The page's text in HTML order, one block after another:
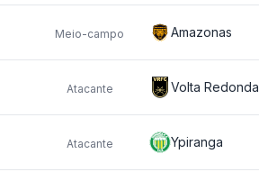
Meio-campo Amazonas
Atacante Volta Redonda
Atacante Ypiranga